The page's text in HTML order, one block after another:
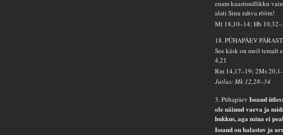
enam kaastundlikku
alati Sinu rahva rõõm!
Mt 18,10–14; Hb
18. PÜHAPÄEV
See käsk on meil temalt
4,21
Rm 14,17–19; 2Ms
Jutlus: Mk 12,28–34
3. PühapäevIssand
ole näinud vaeva ja
hukkus, aga mina ei
Issand on halastav ja